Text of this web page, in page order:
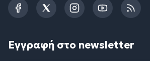
FacebookTwitterInstagramYouTubeRSS
Εγγραφή στο newsletter